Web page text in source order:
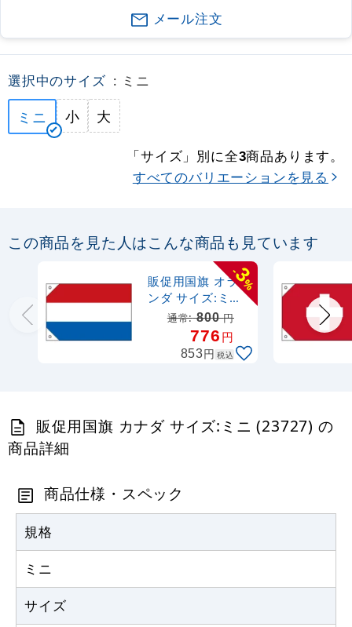
メール注文
選択中のサイズ : ミニ
ミニ 小 大
「サイズ」別に全3商品あります。
すべてのバリエーションを見る
この商品を見た人はこんな商品も見ています
-
3
%
販促用国旗 オラ
ンダ サイズ:ミニ
(23667)
通常:800円
776円
853円 税込
販促用国旗 カナダ サイズ:ミニ (23727) の
商品詳細
商品仕様・スペック
規格
ミニ
サイズ